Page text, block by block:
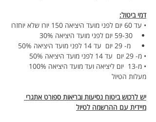
דמי ביטול:
• עד 60 יום לפני מועד היציאה 150 יורו שלא יוחזרו
59-30 יום לפני מועד היציאה 30%
• מ- 29 יום  עד 14 לפני מועד היציאה 50%
מעלות הטיול
יש לרכוש ביטוח נסיעות ובריאות ספורט אתגרי
מיידית עם ההרשמה לטיול